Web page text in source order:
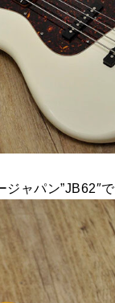
ャパン”JB62″で